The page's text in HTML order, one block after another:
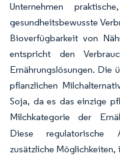
Unternehmen
gesundheitsbewusste
Bioverfügbarkeit von
entspricht den
Ernährungslösungen. Die
pflanzlichen
Soja, da es das einzige
Milchkategorie der
Diese regulatorische
zusätzliche